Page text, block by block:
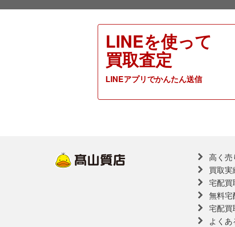
LINEを使って
買取査定
LINEアプリでかんたん送信
高く売
買取実
宅配買
無料宅
宅配買
よくあ